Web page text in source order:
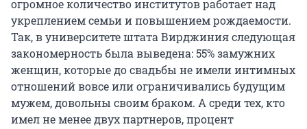
огромное количество институтов работает над
укреплением семьи и повышением рождаемости.
Так, в университете штата Вирджиния следующая
закономерность была выведена: 55% замужних
женщин, которые до свадьбы не имели интимных
отношений вовсе или ограничивались будущим
мужем, довольны своим браком. А среди тех, кто
имел не менее двух партнеров, процент